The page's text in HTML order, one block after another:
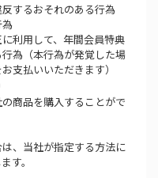
するおそれのある行為
為
利用して、年間会員特典
為（本行為が発覚した場
支払いいただきます）
商品を購入することがで
、当社が指定する方法に
す。